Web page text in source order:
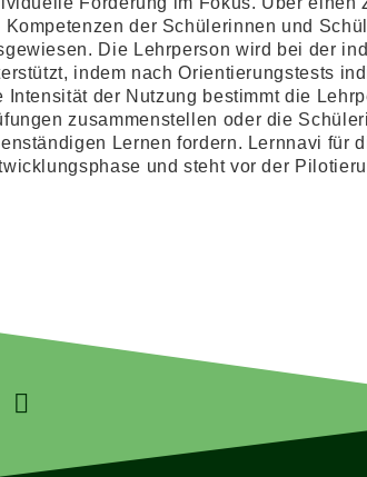
Kompetenzen der Schülerinnen und
Die Lehrperson wird bei der
indem nach Orientierungstests
Intensität der Nutzung bestimmt die
zusammenstellen oder die
Lernen fordern. Lernnavi für
und steht vor der